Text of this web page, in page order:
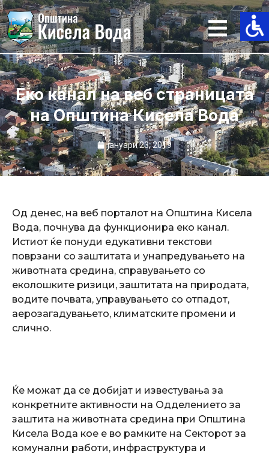
Skip
to
content
Еко канал на веб страницата
на Општина Кисела Вода
јануари 23, 2019
Од денес, на веб порталот на Општина Кисела
Вода, почнува да функционира еко канал.
Истиот ќе понуди едукативни текстови
поврзани со заштитата и унапредувањето на
животната средина, справувањето со
еколошките ризици, заштитата на природата,
водите почвата, управувањето со отпадот,
аерозагадувањето, климатските промени и
слично.
Ќе можат да се добијат и известувања за
конкретните активности на Одделението за
заштита на животната средина при Општина
Кисела Вода кое е во рамките на Секторот за
комунални работи, инфраструктура и